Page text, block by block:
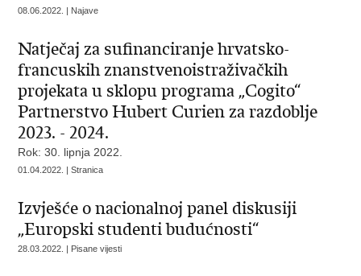
08.06.2022. | Najave
Natječaj za sufinanciranje hrvatsko-
francuskih znanstvenoistraživačkih
projekata u sklopu programa „Cogito“
Partnerstvo Hubert Curien za razdoblje
2023. - 2024.
Rok: 30. lipnja 2022.
01.04.2022. | Stranica
Izvješće o nacionalnoj panel diskusiji
„Europski studenti budućnosti“
28.03.2022. | Pisane vijesti